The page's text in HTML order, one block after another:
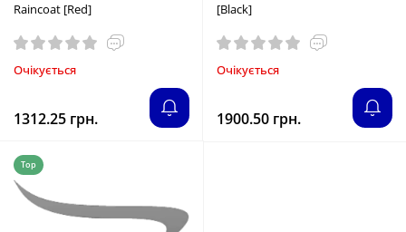
Raincoat [Red]
Очікується
1312.25 грн.
[Black]
Очікується
1900.50 грн.
Top